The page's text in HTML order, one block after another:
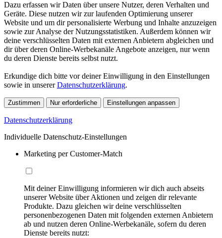
Dazu erfassen wir Daten über unsere Nutzer, deren Verhalten und
Geräte. Diese nutzen wir zur laufenden Optimierung unserer
Website und um dir personalisierte Werbung und Inhalte anzuzeigen
sowie zur Analyse der Nutzungsstatistiken. Außerdem können wir
deine verschlüsselten Daten mit externen Anbietern abgleichen und
dir über deren Online-Werbekanäle Angebote anzeigen, nur wenn
du deren Dienste bereits selbst nutzt.
Erkundige dich bitte vor deiner Einwilligung in den Einstellungen
sowie in unsererDatenschutzerklärung.
Zustimmen Nur erforderliche Einstellungen anpassen
Datenschutzerklärung
Individuelle Datenschutz-Einstellungen
Marketing per Customer-Match
Mit deiner Einwilligung informieren wir dich auch abseits
unserer Website über Aktionen und zeigen dir relevante
Produkte. Dazu gleichen wir deine verschlüsselten
personenbezogenen Daten mit folgenden externen Anbietern
ab und nutzen deren Online-Werbekanäle, sofern du deren
Dienste bereits nutzt: